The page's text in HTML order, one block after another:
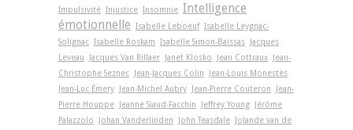
Impulsivité Injustice Insomnie Intelligence
émotionnelle Isabelle Leboeuf Isabelle Leygnac-
Solignac Isabelle Roskam Isabelle Simon-Baïssas
Jacques
Leveau
Jacques Van Rillaer Janet Klosko Jean Cottraux
Jean-
Christophe Seznec
Jean-Jacques Colin
Jean-Louis Monestès
Jean-Luc Émery
Jean-Michel Aubry Jean-Pierre Couteron
Jean-
Pierre Houppe
Jeanne Siaud-Facchin Jeffrey Young
Jérôme
Palazzolo
Johan Vanderlinden John Teasdale
Jolande van de